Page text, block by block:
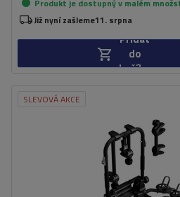
Produkt je dostupný v malém
Již nyní zašleme11. srpna
Přidat
do
košíku
SLEVOVÁ AKCE
Maximální hmotnost jízdního kola:
15 kg
Nosnost plošiny pro jízdní kola:
60 kg
Maximální šířka rozchodu:
1250
170 mm
částečně skládací konstrukce pro snadné